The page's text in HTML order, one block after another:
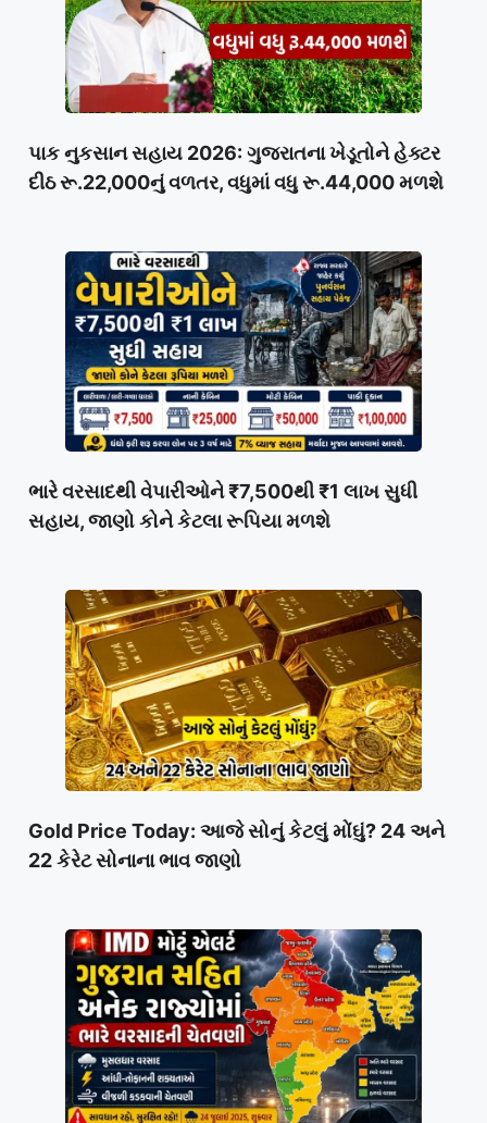
પાક નુકસાન સહાય 2026: ગુજરાતના ખેડૂતોને હેક્ટર
દીઠ રૂ.22,000નું વળતર, વધુમાં વધુ રૂ.44,000 મળશે
ભારે વરસાદથી વેપારીઓને ₹7,500થી ₹1 લાખ સુધી
સહાય, જાણો કોને કેટલા રૂપિયા મળશે
Gold Price Today: આજે સોનું કેટલું મોંઘું? 24 અને
22 કેરેટ સોનાના ભાવ જાણો